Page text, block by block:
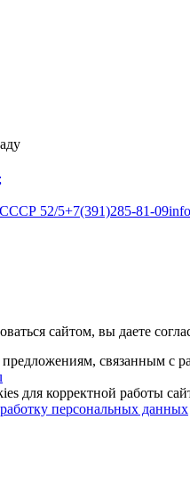
СССР 52/5+7(391)285-81-09
сайтом, вы даете
связанным с
для корректной работы
персональных данных